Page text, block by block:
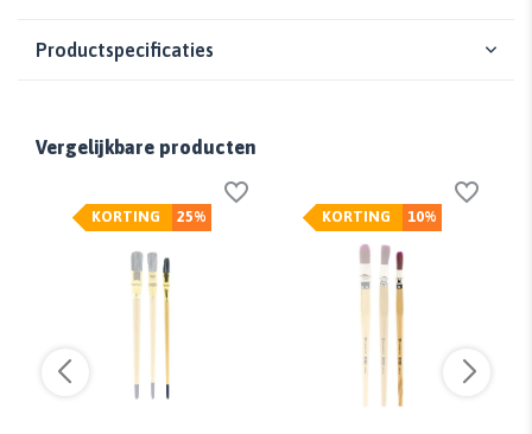
Productspecificaties
Vergelijkbare producten
25%
KORTING 10%
KORTING